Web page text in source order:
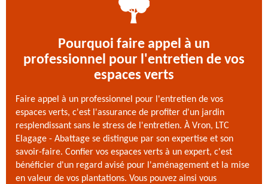
Pourquoi faire appel à un
professionnel pour l'entretien de vos
espaces verts
Faire appel à un professionnel pour l'entretien de vos
espaces verts, c'est l'assurance de profiter d'un jardin
resplendissant sans le stress de l'entretien. À Vron, LTC
Elagage - Abattage se distingue par son expertise et son
savoir-faire. Confier vos espaces verts à un expert, c'est
bénéficier d'un regard avisé pour l'aménagement et la mise
en valeur de vos plantations. Vous pouvez ainsi vous